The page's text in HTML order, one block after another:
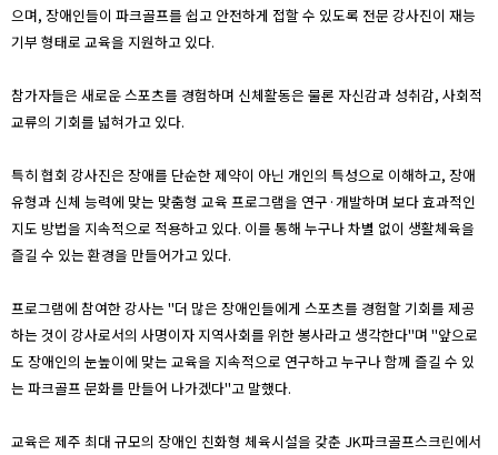
으며, 장애인들이 파크골프를 쉽고 안전하게 접할 수 있도록 전문 강사진이 재능
기부 형태로 교육을 지원하고 있다.
참가자들은 새로운 스포츠를 경험하며 신체활동은 물론 자신감과 성취감, 사회적
교류의 기회를 넓혀가고 있다.
특히 협회 강사진은 장애를 단순한 제약이 아닌 개인의 특성으로 이해하고, 장애
유형과 신체 능력에 맞는 맞춤형 교육 프로그램을 연구·개발하며 보다 효과적인
지도 방법을 지속적으로 적용하고 있다. 이를 통해 누구나 차별 없이 생활체육을
즐길 수 있는 환경을 만들어가고 있다.
프로그램에 참여한 강사는 "더 많은 장애인들에게 스포츠를 경험할 기회를 제공
하는 것이 강사로서의 사명이자 지역사회를 위한 봉사라고 생각한다"며 "앞으로
도 장애인의 눈높이에 맞는 교육을 지속적으로 연구하고 누구나 함께 즐길 수 있
는 파크골프 문화를 만들어 나가겠다"고 말했다.
교육은 제주 최대 규모의 장애인 친화형 체육시설을 갖춘 JK파크골프스크린에서